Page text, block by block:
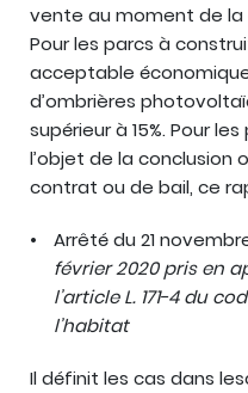
vente au moment de la
Pour les parcs à
acceptable
d’ombrières
supérieur à 15%. Pour
l’objet de la conclusion
contrat ou de bail, ce
Arrêté du 21
février 2020 pris en
l’article L. 171-4 du
l’habitat
Il définit les cas dans